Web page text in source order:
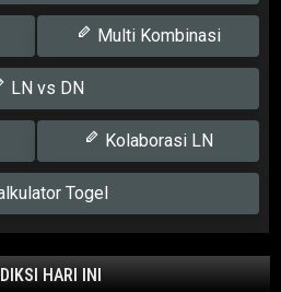
Multi Kombinasi
LN vs DN
Kolaborasi LN
Togel
HARI INI